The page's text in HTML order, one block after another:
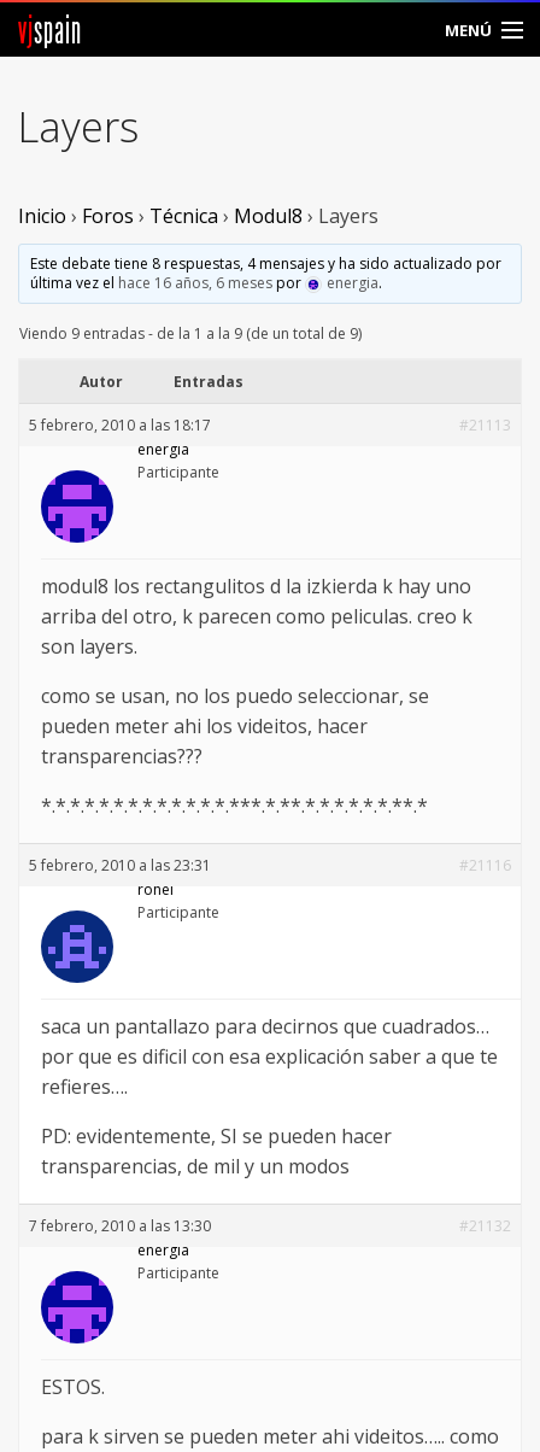
vjspain MENÚ
Foros
Vjspain
Contacto
Entrar
Crear Cuenta
Layers
Inicio › Foros › Técnica › Modul8 › Layers
Este debate tiene 8 respuestas, 4 mensajes y ha sido actualizado por
última vez el hace 16 años, 6 mesespor energia.
Viendo 9 entradas - de la 1 a la 9 (de un total de 9)
Autor Entradas
5 febrero, 2010 a las 18:17
#21113
energia
Participante
modul8 los rectangulitos d la izkierda k hay uno
arriba del otro, k parecen como peliculas. creo k
son layers.
como se usan, no los puedo seleccionar, se
pueden meter ahi los videitos, hacer
transparencias???
*.*.*.*.*.*.*.*.*.*.*.*.*.***.*.**.*.*.*.*.*.*.**.*
5 febrero, 2010 a las 23:31
#21116
rohel
Participante
saca un pantallazo para decirnos que cuadrados…
por que es dificil con esa explicación saber a que te
refieres….
PD: evidentemente, SI se pueden hacer
transparencias, de mil y un modos
7 febrero, 2010 a las 13:30
#21132
energia
Participante
ESTOS.
para k sirven se pueden meter ahi videitos….. como